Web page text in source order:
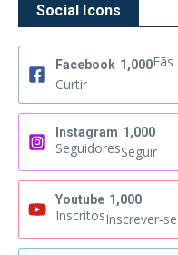
Social Icons
Facebook 1,000Fãs
Curtir
Instagram 1,000
SeguidoresSeguir
Youtube 1,000
InscritosInscrever-se